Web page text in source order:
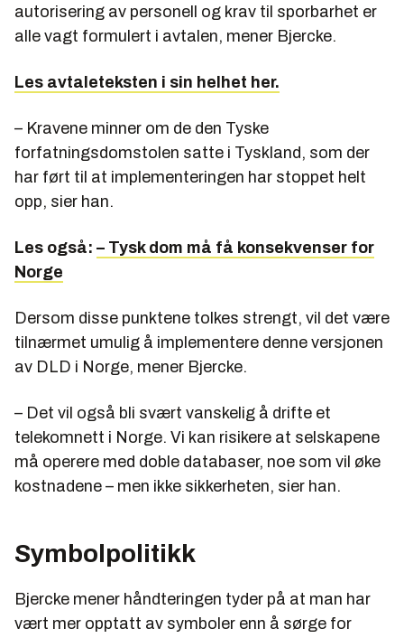
autorisering av personell og krav til sporbarhet er
alle vagt formulert i avtalen, mener Bjercke.
Les avtaleteksten i sin helhet her.
– Kravene minner om de den Tyske
forfatningsdomstolen satte i Tyskland, som der
har ført til at implementeringen har stoppet helt
opp, sier han.
Les også: – Tysk dom må få konsekvenser for
Norge
Dersom disse punktene tolkes strengt, vil det være
tilnærmet umulig å implementere denne versjonen
av DLD i Norge, mener Bjercke.
– Det vil også bli svært vanskelig å drifte et
telekomnett i Norge. Vi kan risikere at selskapene
må operere med doble databaser, noe som vil øke
kostnadene – men ikke sikkerheten, sier han.
Symbolpolitikk
Bjercke mener håndteringen tyder på at man har
vært mer opptatt av symboler enn å sørge for